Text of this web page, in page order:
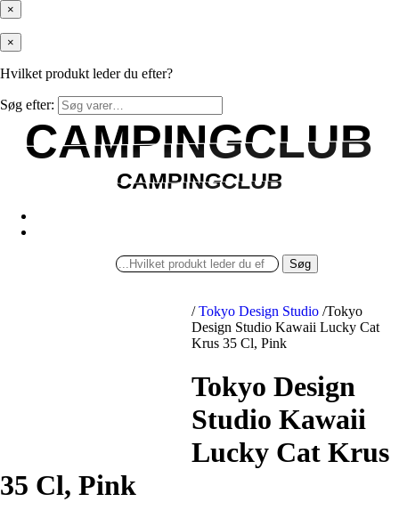
×
×
Hvilket produkt leder du efter?
Søg efter:
CAMPINGCLUB
CAMPINGCLUB
CAMPINGCLUB
CAMPINGCLUB
Søg
/ Tokyo Design Studio /Tokyo
Design Studio Kawaii Lucky Cat
Krus 35 Cl, Pink
Tokyo Design
Studio Kawaii
Lucky Cat Krus
35 Cl, Pink